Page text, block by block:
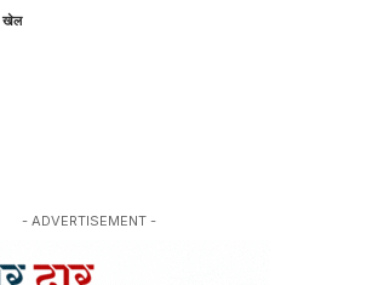
खेल
- ADVERTISEMENT -